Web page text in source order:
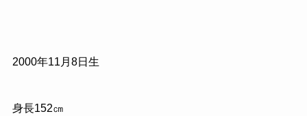
2000年11月8日生
身長152㎝